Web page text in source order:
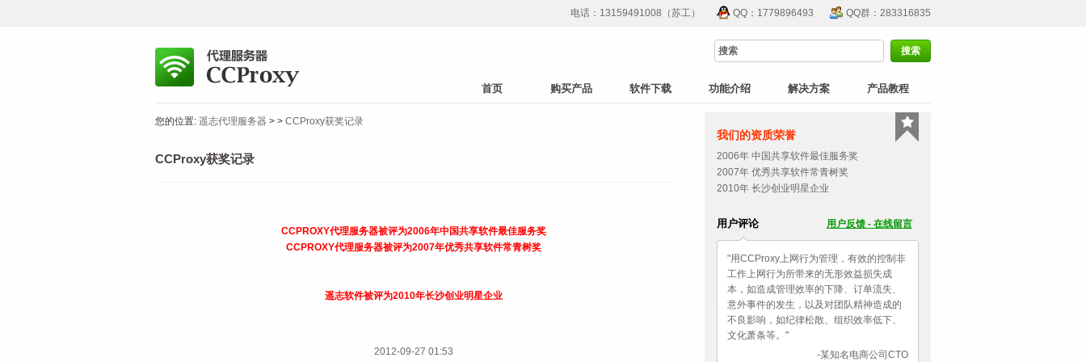
电话：13159491008（苏工） QQ：1779896493 QQ群：283316835
首页 购买产品 软件下载 功能介绍 解决方案 产品教程
您的位置: 遥志代理服务器 > > CCProxy获奖记录
CCProxy获奖记录
CCPROXY代理服务器被评为2006年中国共享软件最佳服务奖
CCPROXY代理服务器被评为2007年优秀共享软件常青树奖
遥志软件被评为2010年长沙创业明星企业
2012-09-27 01:53
我们的资质荣誉
2006年 中国共享软件最佳服务奖
2007年 优秀共享软件常青树奖
2010年 长沙创业明星企业
用户评论 用户反馈 - 在线留言
"用CCProxy上网行为管理，有效的控制非
工作上网行为所带来的无形效益损失成
本，如造成管理效率的下降、订单流失、
意外事件的发生，以及对团队精神造成的
不良影响，如纪律松散、组织效率低下、
文化萧条等。"
-某知名电商公司CTO